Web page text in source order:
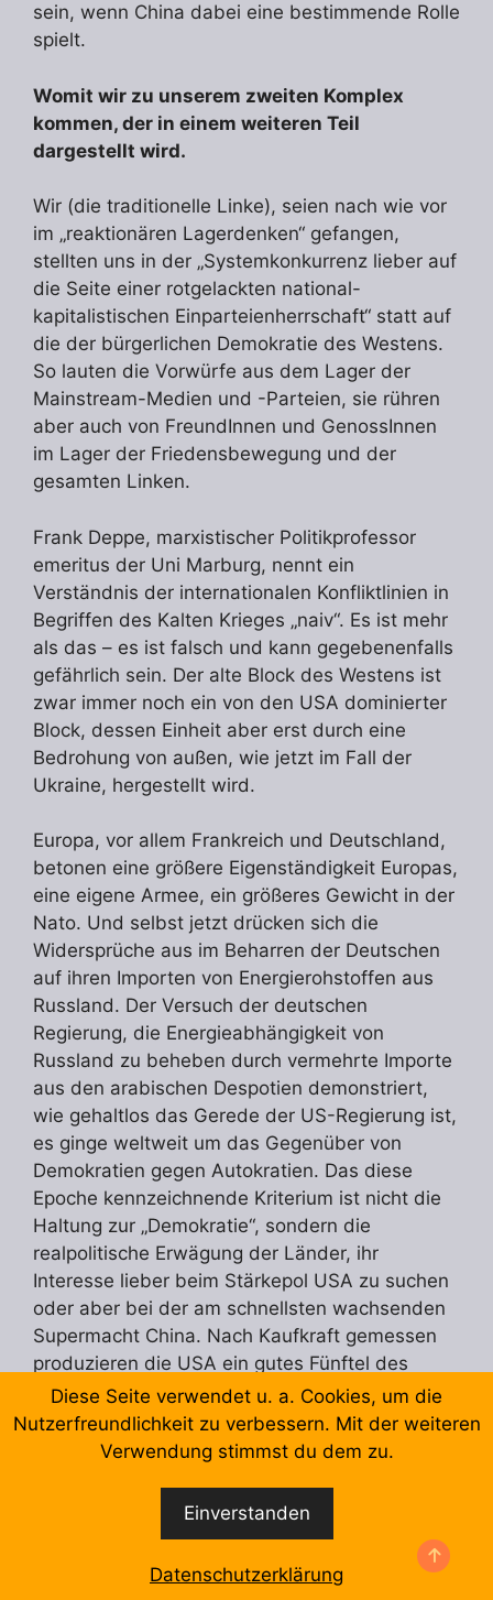
sein, wenn China dabei eine bestimmende Rolle
spielt.
Womit wir zu unserem zweiten Komplex
kommen, der in einem weiteren Teil
dargestellt wird.
Wir (die traditionelle Linke), seien nach wie vor
im „reaktionären Lagerdenken“ gefangen,
stellten uns in der „Systemkonkurrenz lieber auf
die Seite einer rotgelackten national-
kapitalistischen Einparteienherrschaft“ statt auf
die der bürgerlichen Demokratie des Westens.
So lauten die Vorwürfe aus dem Lager der
Mainstream-Medien und -Parteien, sie rühren
aber auch von FreundInnen und GenossInnen
im Lager der Friedensbewegung und der
gesamten Linken.
Frank Deppe, marxistischer Politikprofessor
emeritus der Uni Marburg, nennt ein
Verständnis der internationalen Konfliktlinien in
Begriffen des Kalten Krieges „naiv“. Es ist mehr
als das – es ist falsch und kann gegebenenfalls
gefährlich sein. Der alte Block des Westens ist
zwar immer noch ein von den USA dominierter
Block, dessen Einheit aber erst durch eine
Bedrohung von außen, wie jetzt im Fall der
Ukraine, hergestellt wird.
Europa, vor allem Frankreich und Deutschland,
betonen eine größere Eigenständigkeit Europas,
eine eigene Armee, ein größeres Gewicht in der
Nato. Und selbst jetzt drücken sich die
Widersprüche aus im Beharren der Deutschen
auf ihren Importen von Energierohstoffen aus
Russland. Der Versuch der deutschen
Regierung, die Energieabhängigkeit von
Russland zu beheben durch vermehrte Importe
aus den arabischen Despotien demonstriert,
wie gehaltlos das Gerede der US-Regierung ist,
es ginge weltweit um das Gegenüber von
Demokratien gegen Autokratien. Das diese
Epoche kennzeichnende Kriterium ist nicht die
Haltung zur „Demokratie“, sondern die
realpolitische Erwägung der Länder, ihr
Interesse lieber beim Stärkepol USA zu suchen
oder aber bei der am schnellsten wachsenden
Supermacht China. Nach Kaufkraft gemessen
produzieren die USA ein gutes Fünftel des
gesamten Weltprodukts. US-Kapitalisten
besitzen erhebliche Teile des Kapitals in
anderen entwickelten Ländern des
weltweiten Lieferketten. Diese stellen die neue
Diese Seite verwendet u. a. Cookies, um die
Nutzerfreundlichkeit zu verbessern. Mit der weiteren
Verwendung stimmst du dem zu.
Einverstanden
Datenschutzerklärung